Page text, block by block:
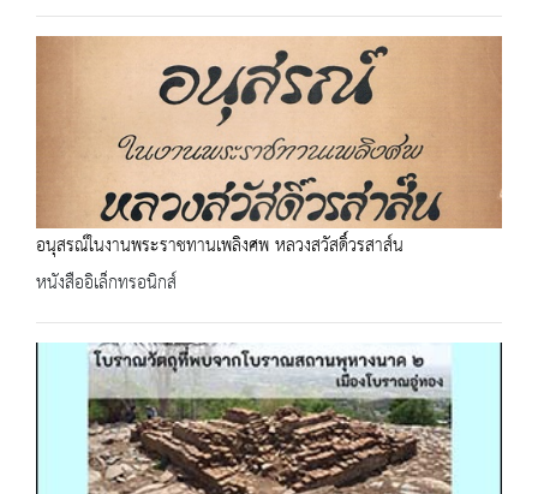
อนุสรณ์ในงานพระราชทานเพลิงศพ หลวงสวัสดิ์วรสาส์น
หนังสืออิเล็กทรอนิกส์